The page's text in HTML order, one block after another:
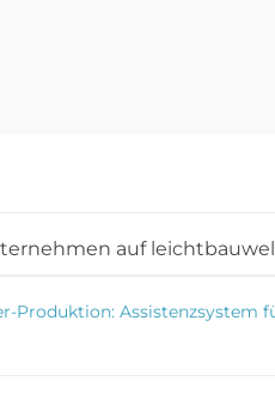
auf
Produktion: Assistenzsystem